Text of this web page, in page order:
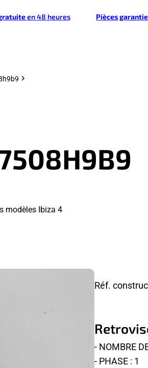
en 48 heures Pièces
modèles Ibiza 4
Réf.
- NOMBRE
- PHASE : 1